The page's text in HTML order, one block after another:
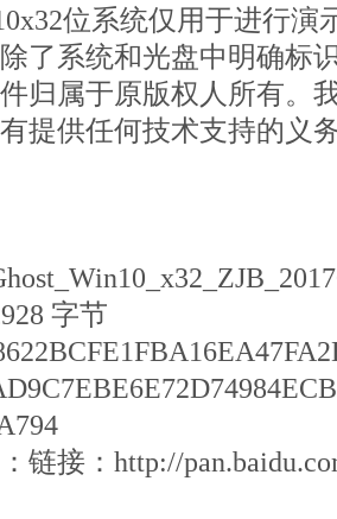
位系统仅用于进行演
了系统和光盘中明确标
归属于原版权人所有。
提供任何技术支持的义
字节
链接：http://